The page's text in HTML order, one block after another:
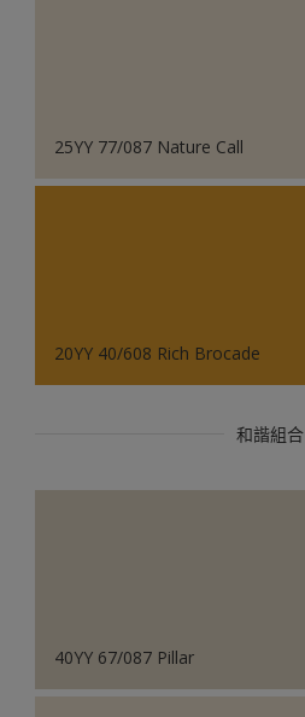
25YY 77/087 Nature Call
20YY 40/608 Rich Brocade
和諧組合
40YY 67/087 Pillar